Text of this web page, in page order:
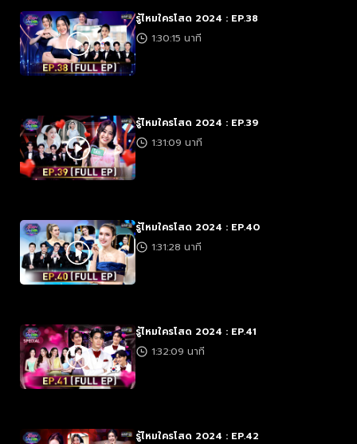
รู้ไหมใครโสด 2024 : EP.38
1:30:15 นาที
รู้ไหมใครโสด 2024 : EP.39
1:31:09 นาที
รู้ไหมใครโสด 2024 : EP.40
1:31:28 นาที
รู้ไหมใครโสด 2024 : EP.41
1:32:09 นาที
รู้ไหมใครโสด 2024 : EP.42